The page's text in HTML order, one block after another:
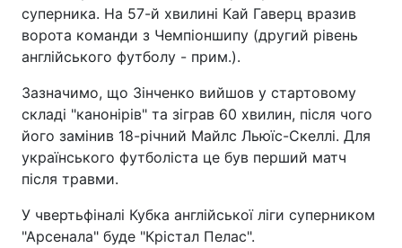
суперника. На 57-й хвилині Кай Гаверц вразив
ворота команди з Чемпіоншипу (другий рівень
англійського футболу - прим.).
Зазначимо, що Зінченко вийшов у стартовому
складі "канонірів" та зіграв 60 хвилин, після чого
його замінив 18-річний Майлс Льюїс-Скеллі. Для
українського футболіста це був перший матч
після травми.
У чвертьфіналі Кубка англійської ліги суперником
"Арсенала" буде "Крістал Пелас".